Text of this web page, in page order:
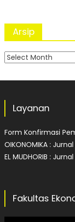
Arsip
Arsip
Layanan
Form Konfirmasi
OIKONOMIKA :
EL MUDHORIB :
Fakultas